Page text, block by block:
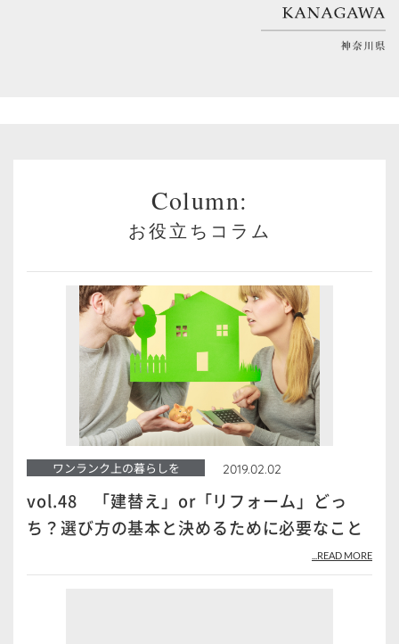
Column:
お役立ちコラム
ワンランク上の暮らしを 2019.02.02
vol.48 「建替え」or「リフォーム」どっ
ち？選び方の基本と決めるために必要なこと
...READ MORE